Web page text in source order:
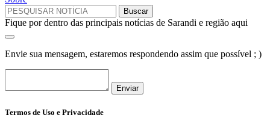
Fique por dentro das principais notícias de Sarandi e região aqui
Envie sua mensagem, estaremos respondendo assim que possível ; )
Enviar
Termos de Uso e Privacidade